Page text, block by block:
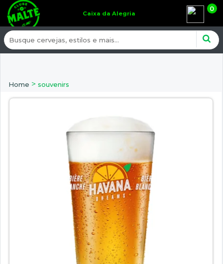
Caixa da Alegria
0
Home > souvenirs